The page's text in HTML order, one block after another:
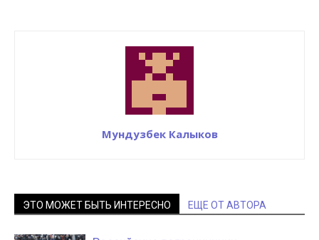
Мундузбек Калыков
ЭТО МОЖЕТ БЫТЬ ИНТЕРЕСНО ЕЩЕ ОТ АВТОРА